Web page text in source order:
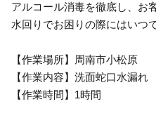
アルコール消毒を徹底し、お
水回りでお困りの際にはいつ
【作業場所】周南市小松原
【作業内容】洗面蛇口水漏れ
【作業時間】1時間